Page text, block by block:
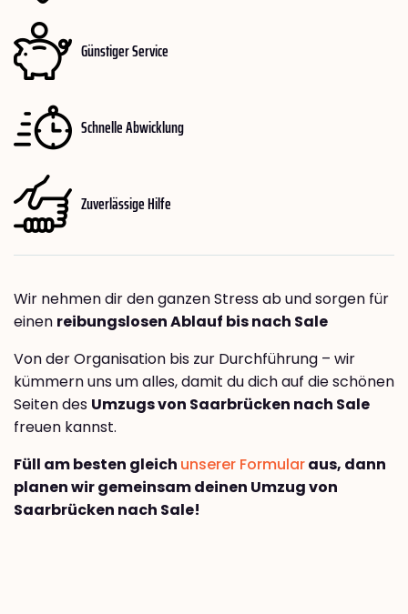
Günstiger Service
Schnelle Abwicklung
Zuverlässige Hilfe
Wir nehmen dir den ganzen Stress ab und sorgen für
einen reibungslosen Ablauf bis nach Sale
Von der Organisation bis zur Durchführung – wir
kümmern uns um alles, damit du dich auf die schönen
Seiten des Umzugs von Saarbrücken nach Sale
freuen kannst.
Füll am besten gleich unserer Formularaus, dann
planen wir gemeinsam deinen Umzug von
Saarbrücken nach Sale!